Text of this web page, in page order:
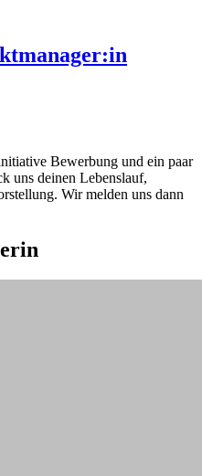
Bewerbung und ein paar
uns deinen Lebenslauf,
Wir melden uns dann